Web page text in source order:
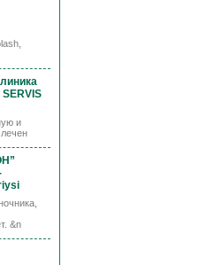
SERVIS
и
&n